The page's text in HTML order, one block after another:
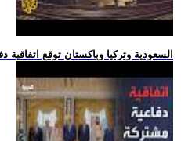
.. السعودية وتركيا وباكستان توقع